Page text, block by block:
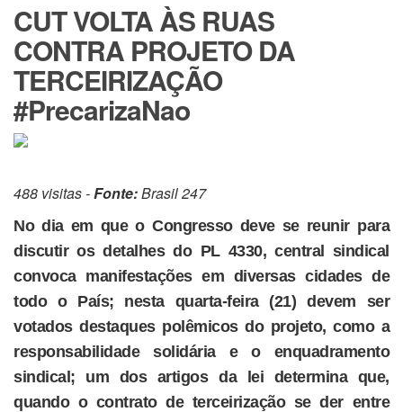
CUT VOLTA ÀS RUAS
CONTRA PROJETO DA
TERCEIRIZAÇÃO
#PrecarizaNao
488 visitas -Fonte:Brasil 247
No dia em que o Congresso deve se reunir para
discutir os detalhes do PL 4330, central sindical
convoca manifestações em diversas cidades de
todo o País; nesta quarta-feira (21) devem ser
votados destaques polêmicos do projeto, como a
responsabilidade solidária e o enquadramento
sindical; um dos artigos da lei determina que,
quando o contrato de terceirização se der entre